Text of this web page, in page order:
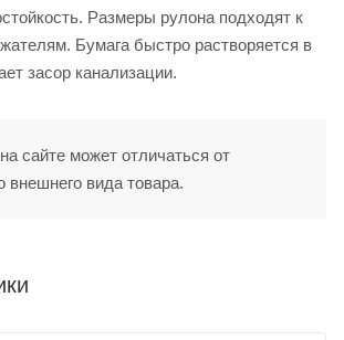
Размеры рулона подходят к
Бумага быстро растворяется в
засор канализации.
сайте может отличаться от
внешнего вида товара.